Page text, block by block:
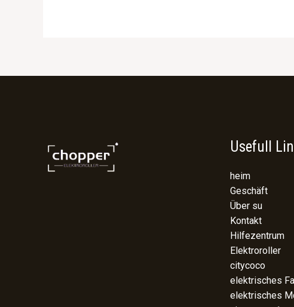
Usefull
heim
Geschäft
Über su
Kontakt
Hilfezentrum
Elektroroller
citycoco
elektrisches
elektrisches